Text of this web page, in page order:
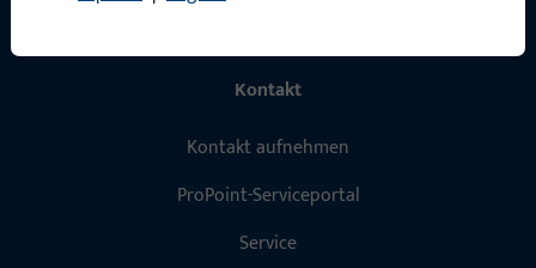
Kontakt
Kontakt aufnehmen
ProPoint-Serviceportal
Service